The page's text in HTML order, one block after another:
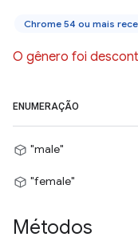
Chrome 54 ou mais
O gênero foi
ENUMERAÇÃO
"male"
"female"
Métodos